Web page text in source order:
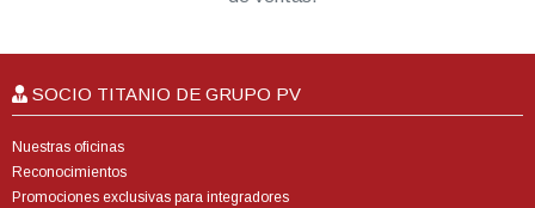
SOCIO TITANIO DE GRUPO PV
Nuestras oficinas
Reconocimientos
Promociones exclusivas para integradores